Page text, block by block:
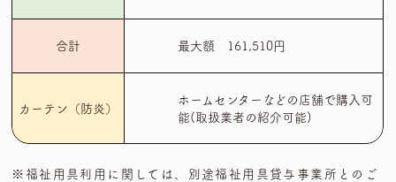
合計 最大額 161,510円
カーテン（防炎）
ホームセンターなどの店舗で購入可
能(取扱業者の紹介可能)
※福祉用具利用に関しては、別途福祉用具貸与事業所とのご